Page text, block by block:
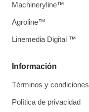
Información
Términos y condiciones
Política de privacidad
Machineryline™
Agroline™
Linemedia Digital ™